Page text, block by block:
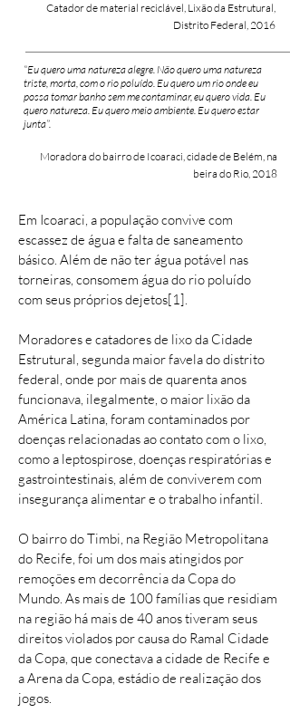
Catador de material reciclável, Lixão da Estrutural,
Distrito Federal, 2016
“Eu quero uma natureza alegre. Não quero uma natureza
triste, morta, com o rio poluído. Eu quero um rio onde eu
possa tomar banho sem me contaminar, eu quero vida. Eu
quero natureza. Eu quero meio ambiente. Eu quero estar
junta”.
Moradora do bairro de Icoaraci, cidade de Belém, na
beira do Rio, 2018
Em Icoaraci, a população convive com
escassez de água e falta de saneamento
básico. Além de não ter água potável nas
torneiras, consomem água do rio poluído
com seus próprios dejetos[1].
Moradores e catadores de lixo da Cidade
Estrutural, segunda maior favela do distrito
federal, onde por mais de quarenta anos
funcionava, ilegalmente, o maior lixão da
América Latina, foram contaminados por
doenças relacionadas ao contato com o lixo,
como a leptospirose, doenças respiratórias e
gastrointestinais, além de conviverem com
insegurança alimentar e o trabalho infantil.
O bairro do Timbi, na Região Metropolitana
do Recife, foi um dos mais atingidos por
remoções em decorrência da Copa do
Mundo. As mais de 100 famílias que residiam
na região há mais de 40 anos tiveram seus
direitos violados por causa do Ramal Cidade
da Copa, que conectava a cidade de Recife e
a Arena da Copa, estádio de realização dos
jogos.